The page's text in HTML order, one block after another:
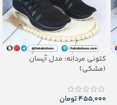
کتونی مردانه: مدل آیسان
(مشکی)
455,000تومان